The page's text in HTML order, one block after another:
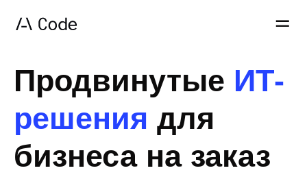
Продвинутые
решениядля
бизнеса на заказ
из {Беларуси}